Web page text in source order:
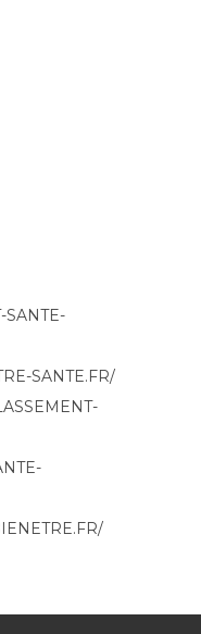
SANTE-
SANTE.FR/